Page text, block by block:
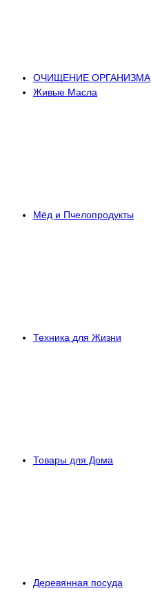
ОЧИЩЕНИЕ ОРГАНИЗМА
Живые Масла
Мёд и Пчелопродукты
Техника для Жизни
Товары для Дома
Деревянная посуда